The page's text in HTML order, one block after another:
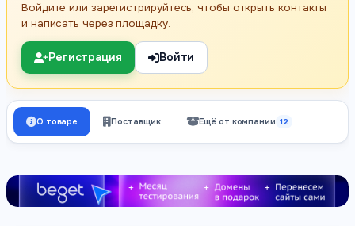
Войдите или зарегистрируйтесь, чтобы открыть контакты
и написать через площадку.
Регистрация Войти
О товаре Поставщик Ещё от компании 12